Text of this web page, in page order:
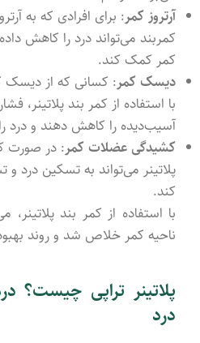
آرتروز کمر: برای افرادی که به
کمربند می‌تواند درد را کاهش
کمر کمک کند.
دیسک کمر: کسانی که از دیسک
با استفاده از کمر بند پلاتینر،
آسیب‌دیده را کاهش دهند و درد
کشیدگی عضلات کمر: در صورت
پلاتینر می‌تواند به تسکین درد
کند.
با استفاده از کمر بند
ناحیه کمر خلاص شد و روند
پلاتینر تراپی چیست؟
درد